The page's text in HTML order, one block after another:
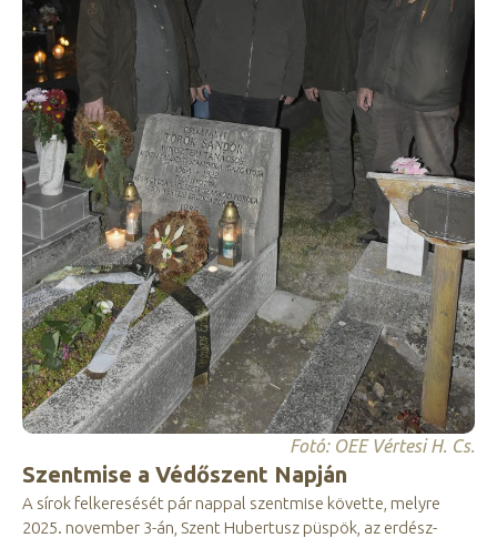
Fotó: OEE Vértesi H. Cs.
Szentmise a Védőszent Napján
A sírok felkeresését pár nappal szentmise követte, melyre
2025. november 3-án, Szent Hubertusz püspök, az erdész-